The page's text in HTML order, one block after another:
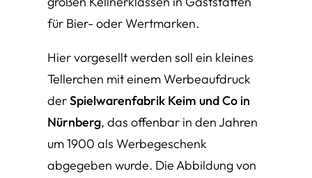
für Bier- oder Wertmarken.
Hier vorgesellt werden soll ein kleines
Tellerchen mit einem Werbeaufdruck
derSpielwarenfabrik Keim und Co in
Nürnberg, das offenbar in den Jahren
um 1900 als Werbegeschenk
abgegeben wurde. Die Abbildung von